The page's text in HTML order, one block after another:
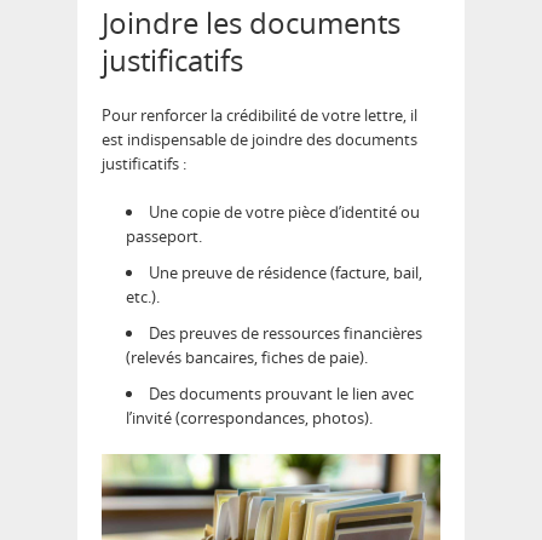
Joindre les documents
justificatifs
Pour renforcer la crédibilité de votre lettre, il
est indispensable de joindre des documents
justificatifs :
Une copie de votre pièce d’identité ou
passeport.
Une preuve de résidence (facture, bail,
etc.).
Des preuves de ressources financières
(relevés bancaires, fiches de paie).
Des documents prouvant le lien avec
l’invité (correspondances, photos).